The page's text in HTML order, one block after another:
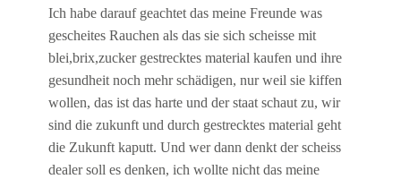
Ich habe darauf geachtet das meine Freunde was
gescheites Rauchen als das sie sich scheisse mit
blei,brix,zucker gestrecktes material kaufen und ihre
gesundheit noch mehr schädigen, nur weil sie kiffen
wollen, das ist das harte und der staat schaut zu, wir
sind die zukunft und durch gestrecktes material geht
die Zukunft kaputt. Und wer dann denkt der scheiss
dealer soll es denken, ich wollte nicht das meine